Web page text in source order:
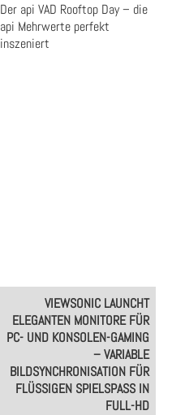
Der api VAD Rooftop Day – die
api Mehrwerte perfekt
inszeniert
VIEWSONIC LAUNCHT
ELEGANTEN MONITORE FÜR
PC- UND KONSOLEN-GAMING
– VARIABLE
BILDSYNCHRONISATION FÜR
FLÜSSIGEN SPIELSPASS IN F
ULL-HD